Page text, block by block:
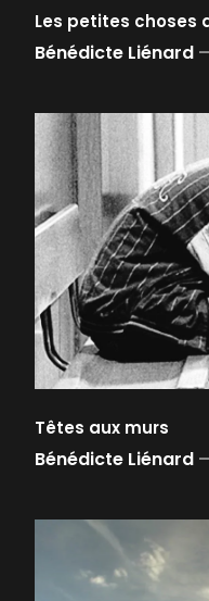
Les petites choses
Bénédicte Liénard
Têtes aux murs
Bénédicte Liénard